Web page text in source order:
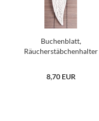
Buchenblatt,
Räucherstäbchenhalter
8,70 EUR